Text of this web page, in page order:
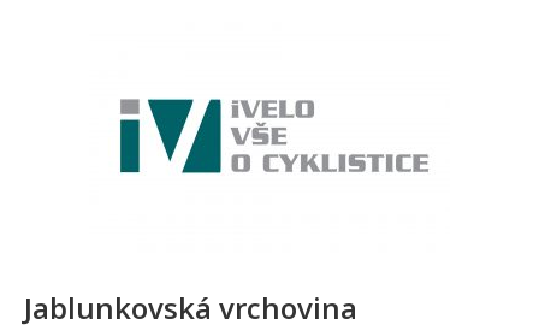
Jablunkovská vrchovina